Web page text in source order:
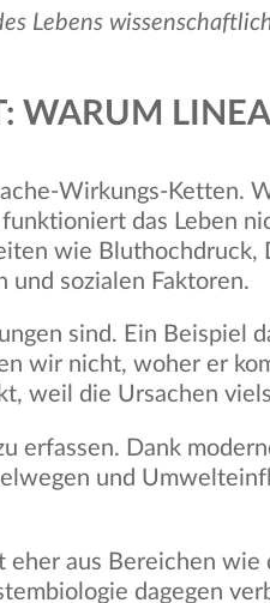
Lebens
WARUM
Wirkungs-Ketten.
das Leben
wie Bluthochdruck,
und sozialen Faktoren.
sind. Ein Beispiel
wir nicht, woher er
weil die Ursachen
erfassen. Dank
und
aus Bereichen
dagegen